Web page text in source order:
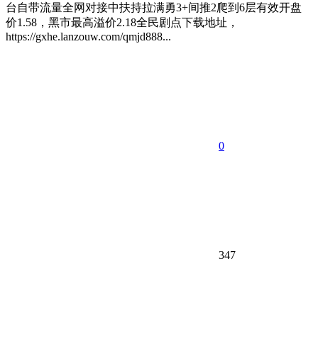
台自带流量全网对接中扶持拉满勇3+间推2爬到6层有效开盘
价1.58，黑市最高溢价2.18全民剧点下载地址，
https://gxhe.lanzouw.com/qmjd888...
0
347